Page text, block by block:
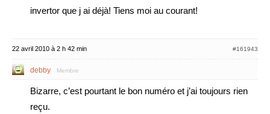
invertor que j ai déjà! Tiens moi au courant!
22 avril 2010 à 2 h 42 min #161943
debby Membre
Bizarre, c’est pourtant le bon numéro et j’ai toujours rien
reçu.